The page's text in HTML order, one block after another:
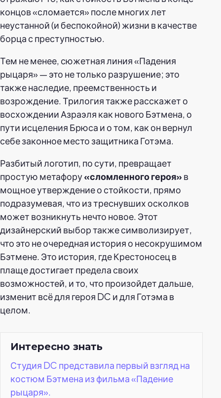
концов «сломается» после многих лет
неустанной (и беспокойной) жизни в качестве
борца с преступностью.
Тем не менее, сюжетная линия «Падения
рыцаря» — это не только разрушение; это
также наследие, преемственность и
возрождение. Трилогия также расскажет о
восхождении Азраэля как нового Бэтмена, о
пути исцеления Брюса и о том, как он вернул
себе законное место защитника Готэма.
Разбитый логотип, по сути, превращает
простую метафору«сломленного героя»в
мощное утверждение о стойкости, прямо
подразумевая, что из треснувших осколков
может возникнуть нечто новое. Этот
дизайнерский выбор также символизирует,
что это не очередная история о несокрушимом
Бэтмене. Это история, где Крестоносец в
плаще достигает предела своих
возможностей, и то, что произойдет дальше,
изменит всё для героя DC и для Готэма в
целом.
Интересно знать
Студия DC представила первый взгляд на
костюм Бэтмена из фильма «Падение
рыцаря».